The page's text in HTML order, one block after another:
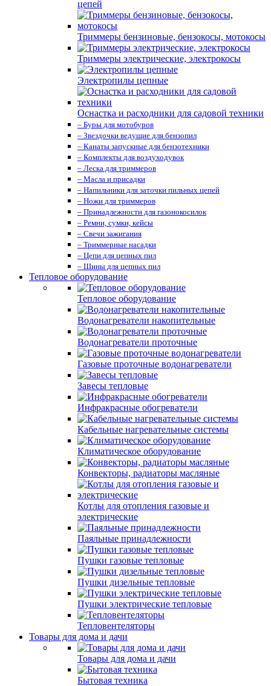
цепей
Триммеры бензиновые, бензокосы, мотокосы
Триммеры электрические, электрокосы
Электропилы цепные
Оснастка и расходники для садовой техники
– Буры для мотобуров
– Звездочки ведущие для бензопил
– Канаты запускные для бензотехники
– Комплекты для воздуходувок
– Леска для триммеров
– Масла и присадки
– Напильники для заточки пильных цепей
– Ножи для триммеров
– Принадлежности для газонокосилок
– Ремни, сумки, кейсы
– Свечи зажигания
– Триммерные насадки
– Цепи для цепных пил
– Шины для цепных пил
Тепловое оборудование
Тепловое оборудование
Водонагреватели накопительные
Водонагреватели проточные
Газовые проточные водонагреватели
Завесы тепловые
Инфракрасные обогреватели
Кабельные нагревательные системы
Климатическое оборудование
Конвекторы, радиаторы масляные
Котлы для отопления газовые и
электрические
Паяльные принадлежности
Пушки газовые тепловые
Пушки дизельные тепловые
Пушки электрические тепловые
Тепловентеляторы
Товары для дома и дачи
Товары для дома и дачи
Бытовая техника